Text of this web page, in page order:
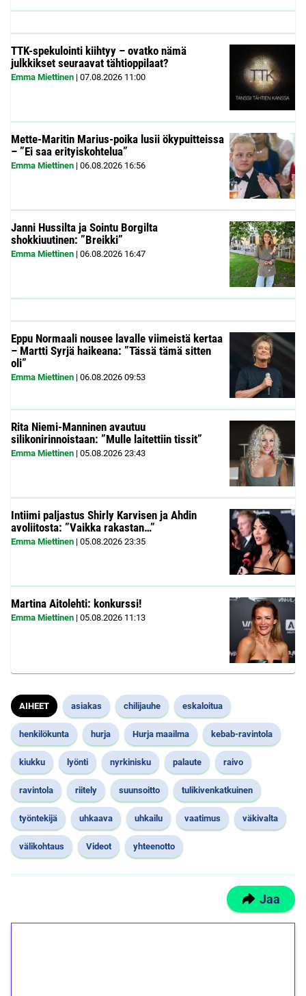
TTK-spekulointi kiihtyy – ovatko nämä
julkkikset seuraavat tähtioppilaat?
Emma Miettinen | 07.08.2026 11:00
Mette-Maritin Marius-poika lusii ökypuitteissa
– ”Ei saa erityiskohtelua”
Emma Miettinen | 06.08.2026 16:56
Janni Hussilta ja Sointu Borgilta
shokkiuutinen: ”Breikki”
Emma Miettinen | 06.08.2026 16:47
Eppu Normaali nousee lavalle viimeistä kertaa
– Martti Syrjä haikeana: ”Tässä tämä sitten
oli”
Emma Miettinen | 06.08.2026 09:53
Rita Niemi-Manninen avautuu
silikonirinnoistaan: ”Mulle laitettiin tissit”
Emma Miettinen | 05.08.2026 23:43
Intiimi paljastus Shirly Karvisen ja Ahdin
avoliitosta: ”Vaikka rakastan…”
Emma Miettinen | 05.08.2026 23:35
Martina Aitolehti: konkurssi!
Emma Miettinen | 05.08.2026 11:13
AIHEET asiakas chilijauhe eskaloitua
henkilökunta hurja Hurja maailma kebab-ravintola
kiukku lyönti nyrkinisku palaute raivo
ravintola riitely suunsoitto tulikivenkatkuinen
työntekijä uhkaava uhkailu vaatimus väkivalta
välikohtaus Videot yhteenotto
Jaa